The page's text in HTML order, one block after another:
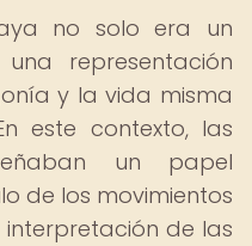
no solo era un
representación
y la vida misma
este contexto, las
un papel
de los movimientos
de las